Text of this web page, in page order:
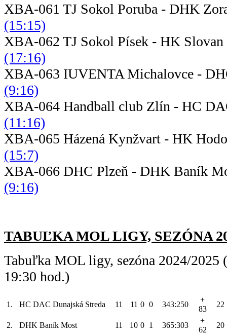
XBA-061 TJ Sokol Poruba - DHK
(15:15)
XBA-062 TJ Sokol Písek - HK
(17:16)
XBA-063 IUVENTA Michalovce -
(9:16)
XBA-064 Handball club Zlín - HC
(11:16)
XBA-065 Házená Kynžvart -
(15:7)
XBA-066 DHC Plzeň - DHK
(9:16)
TABUĽKA MOL LIGY, SEZÓNA
Tabuľka MOL ligy, sezóna 2024/2025
19:30 hod.)
1. HC DAC Dunajská Streda 11 11 0 0 343:250
+
83
22
2. DHK Baník Most 11 10 0 1 365:303
+
62
20